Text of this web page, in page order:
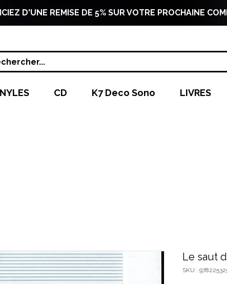
D'UNE REMISE DE 5% SUR VOTRE PROCHAINE
CD K7 Deco Sono LIVRES
Le saut
SKU :